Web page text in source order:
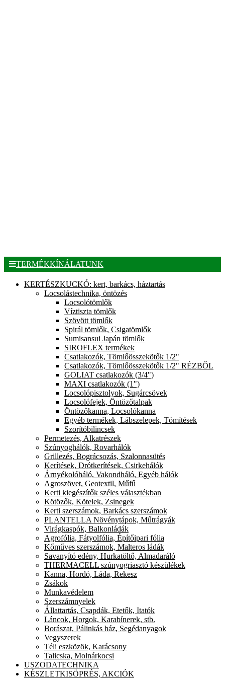
TERMÉKKÍNÁLATUNK
KERTÉSZKUCKÓ: kert, barkács, háztartás
Locsolástechnika, öntözés
Locsolótömlők
Víztiszta tömlők
Szövött tömlők
Spirál tömlők, Csigatömlők
Sumisansui Japán tömlők
SIROFLEX termékek
Csatlakozók, Tömlőösszekötők 1/2"
Csatlakozók, Tömlőösszekötők 1/2" RÉZBŐL
GOLIAT csatlakozók (3/4")
MAXI csatlakozók (1")
Locsolópisztolyok, Sugárcsövek
Locsolófejek, Öntözőtalpak
Öntözőkanna, Locsolókanna
Egyéb termékek, Lábszelepek, Tömítések
Szorítóbilincsek
Permetezés, Alkatrészek
Szúnyoghálók, Rovarhálók
Grillezés, Bográcsozás, Szalonnasütés
Kerítések, Drótkerítések, Csirkehálók
Árnyékolóháló, Vakondháló, Egyéb hálók
Agroszövet, Geotextil, Műfű
Kerti kiegészítők széles választékban
Kötözők, Kötelek, Zsinegek
Kerti szerszámok, Barkács szerszámok
PLANTELLA Növénytápok, Műtrágyák
Virágkaspók, Balkonládák
Agrofólia, Fátyolfólia, Építőipari fólia
Kőműves szerszámok, Malteros ládák
Savanyító edény, Hurkatöltő, Almadaráló
THERMACELL szúnyogriasztó készülékek
Kanna, Hordó, Láda, Rekesz
Zsákok
Munkavédelem
Szerszámnyelek
Állattartás, Csapdák, Etetők, Itatók
Láncok, Horgok, Karabínerek, stb.
Borászat, Pálinkás ház, Segédanyagok
Vegyszerek
Téli eszközök, Karácsony
Talicska, Molnárkocsi
USZODATECHNIKA
KÉSZLETKISÖPRÉS, AKCIÓK